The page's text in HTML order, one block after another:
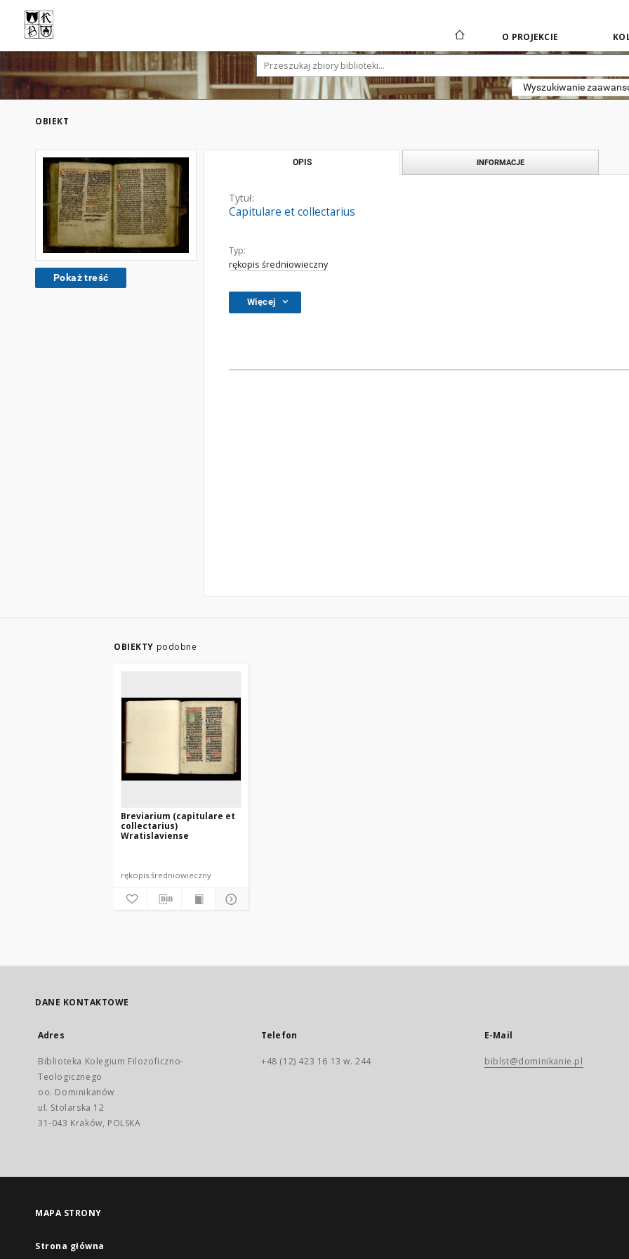
O PROJEKCIE
Wyszukiwanie
OBIEKT
Pokaż treść
OPIS INFORMACJE
Tytuł:
Capitulare et collectarius
Typ:
rękopis średniowieczny
Więcej
OBIEKTY podobne
Breviarium (capitulare et
collectarius)
Wratislaviense
rękopis średniowieczny
DANE KONTAKTOWE
Adres
Biblioteka Kolegium Filozoficzno-
Teologicznego
oo. Dominikanów
ul. Stolarska 12
31-043 Kraków, POLSKA
Telefon
+48 (12) 423 16 13 w. 244
E-Mail
biblst@dominikanie.pl
MAPA STRONY
Strona główna